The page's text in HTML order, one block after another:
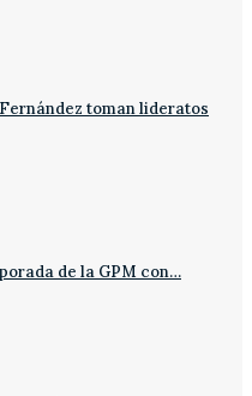
toman lideratos
de la GPM con…